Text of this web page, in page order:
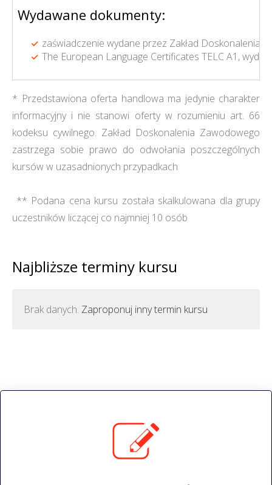
Wydawane dokumenty:
zaświadczenie wydane przez Zakład Doskonalenia
The European Language Certificates TELC A1,
* Przedstawiona oferta handlowa ma jedynie charakter
informacyjny i nie stanowi oferty w rozumieniu art. 66
kodeksu cywilnego. Zakład Doskonalenia Zawodowego
zastrzega sobie prawo do odwołania poszczególnych
kursów w uzasadnionych przypadkach
** Podana cena kursu została skalkulowana dla grupy
uczestników liczącej co najmniej 10 osób
Najbliższe terminy kursu
Brak danych. Zaproponuj inny termin kursu